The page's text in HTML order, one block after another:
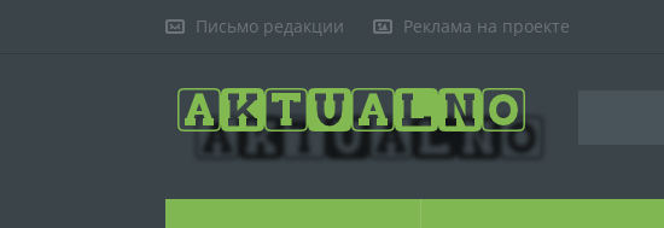
Письмо редакции Реклама на проекте